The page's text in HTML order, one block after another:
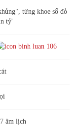
từng khoe sổ đỏ
tỷ'
106
âm lịch